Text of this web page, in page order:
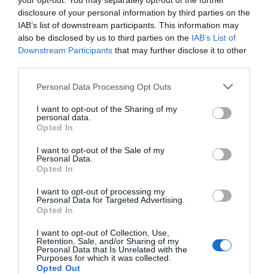
disclosure of your personal information by third parties on the
IAB’s list of downstream participants. This information may
also be disclosed by us to third parties on the IAB’s List of
Downstream Participants that may further disclose it to other
Please note that this website/app uses one or more Google
not limited to your visit or usage behaviour. You may click to
grant or deny consent to Google and its third-party tags to
use your data for below specified purposes in below Google
consent section.
Personal Data Processing Opt Outs
I want to opt-out of the Sharing of my
personal data.
Opted In
I want to opt-out of the Sale of my
Personal Data.
Opted In
I want to opt-out of processing my
Personal Data for Targeted Advertising.
Opted In
I want to opt-out of Collection, Use,
Retention, Sale, and/or Sharing of my
Personal Data that Is Unrelated with the
Purposes for which it was collected.
Opted Out
Αλήθεια ποιος πλειοψήφησε στον πρώτο γύρο;
Ο Καπάκης με 17%, ο Σουσούδης με 37%, ο
Λοτσάρης με 30%. Ή, ο κανένας με 0%;
Αυτές οι ανοησίες ΣΥΡΙΖΑ τέλος λοιπόν. Στις
μεταξύ δημάρχου και δημοτικού συμβουλιου.
Άλλωστε και σήμερα ΟΛΑ τα οικονομικά
θέματα ο Καπάκης αθροίζει έδρες με τον
σύστημα βεβαίως…
ανεξάρτητοι ψηφοφόροι; Υπήρξε σύμπραξη
5ετία αντιπάλων Καπάκη – Σουσοιύδη; Πως
και δεν την είδατε αυτή; Μάλλον φταίει η
απόσταση από το νησί που δεν σας βοηθά…